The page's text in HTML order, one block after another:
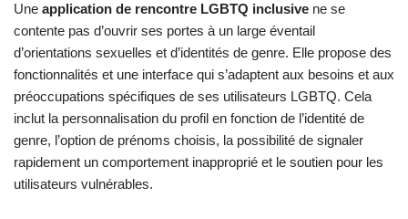
Une application de rencontre LGBTQ inclusive ne se
contente pas d’ouvrir ses portes à un large éventail
d’orientations sexuelles et d’identités de genre. Elle propose des
fonctionnalités et une interface qui s’adaptent aux besoins et aux
préoccupations spécifiques de ses utilisateurs LGBTQ. Cela
inclut la personnalisation du profil en fonction de l’identité de
genre, l’option de prénoms choisis, la possibilité de signaler
rapidement un comportement inapproprié et le soutien pour les
utilisateurs vulnérables.